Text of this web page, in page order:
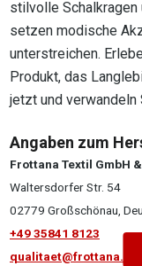
stilvolle Schalkragen
setzen modische
unterstreichen.
Produkt, das
jetzt und verwandeln
Angaben zum
Frottana Textil GmbH
Waltersdorfer Str. 54
02779 Großschönau,
+49 35841 8123
qualitaet@frottana.de